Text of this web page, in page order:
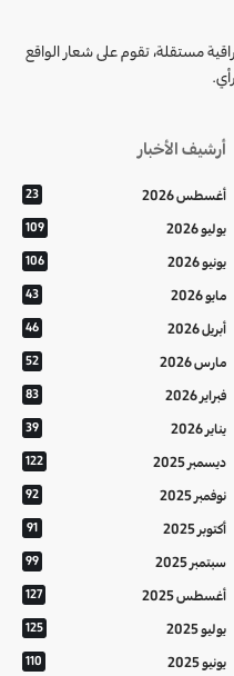
مستقلة، تقوم على شعار الواقع
أرشيف الأخبار
أغسطس 2026 23
يوليو 2026 109
يونيو 2026 106
مايو 2026 43
أبريل 2026 46
مارس 2026 52
فبراير 2026 83
يناير 2026 39
ديسمبر 2025 122
نوفمبر 2025 92
أكتوبر 2025 91
سبتمبر 2025 99
أغسطس 2025 127
يوليو 2025 125
يونيو 2025 110